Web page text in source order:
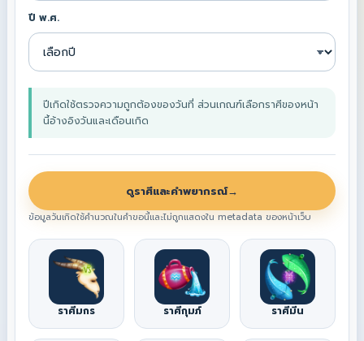
ปี พ.ศ.
ปีเกิดใช้ตรวจความถูกต้องของวันที่ ส่วนเกณฑ์เลือกราศีของหน้า
นี้อ้างอิงวันและเดือนเกิด
ดูราศีและคำพยากรณ์→
ข้อมูลวันเกิดใช้คำนวณในคำขอนี้และไม่ถูกแสดงใน metadata ของหน้าเว็บ
ราศีมกร ราศีกุมภ์ ราศีมีน